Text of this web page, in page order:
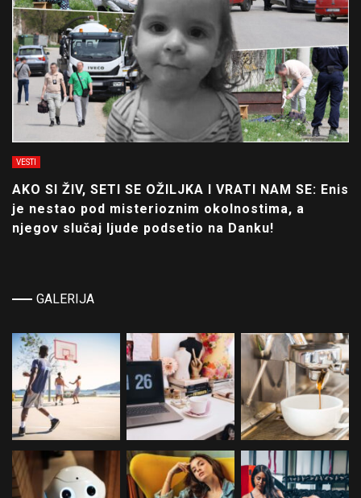
VESTI
AKO SI ŽIV, SETI SE OŽILJKA I VRATI NAM SE: Enis
je nestao pod misterioznim okolnostima, a
njegov slučaj ljude podsetio na Danku!
GALERIJA